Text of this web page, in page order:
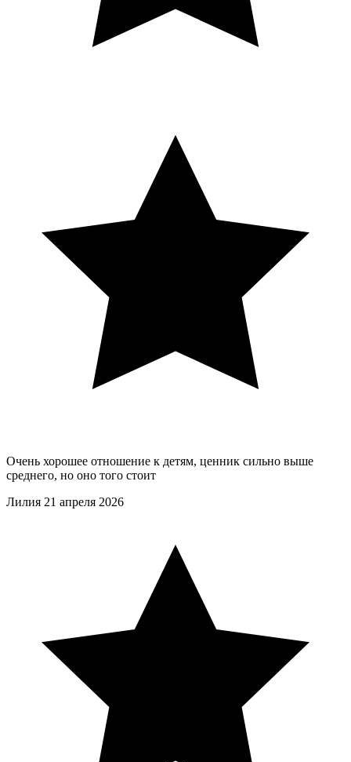
Очень хорошее отношение к детям, ценник сильно выше
среднего, но оно того стоит
Лилия 21 апреля 2026